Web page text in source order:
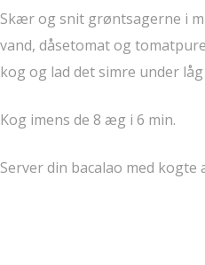
Skær og snit grøntsagerne i
vand, dåsetomat og
kog og lad det simre under
Kog imens de 8 æg i 6 min.
Server din bacalao med